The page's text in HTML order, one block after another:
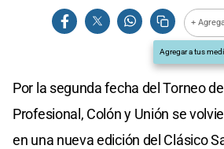
+
Agregar a tus
Por la segunda fecha del Torneo
Profesional, Colón y Unión se
en una nueva edición del Clásico